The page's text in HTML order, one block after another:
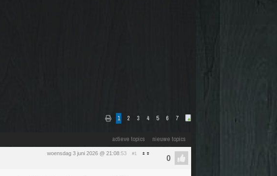
1 2 3 4 5 6 7
actieve topics nieuwe topics
woensdag 3 juni 2026 @ 21:08:53 #1